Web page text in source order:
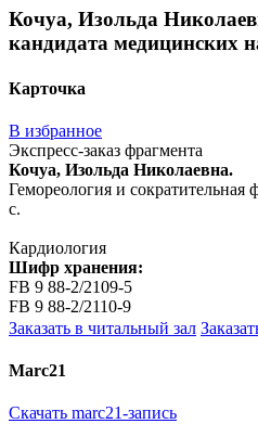
Кочуа, Изольда
кандидата медицинских
Карточка
В избранное
Экспресс-заказ фрагмента
Кочуа, Изольда Николаевна.
Гемореология и
с.
Кардиология
Шифр хранения:
FB 9 88-2/2109-5
FB 9 88-2/2110-9
Заказать в читальный зал
Marc21
Скачать marc21-запись